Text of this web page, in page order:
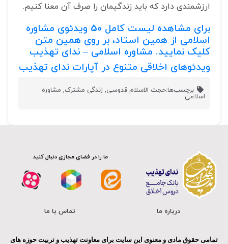
ارزشمندی دارد که باید زندگیمان را صرف آن معنا کنیم.
برای مشاهده لیست کامل 50 ویدئوی مشاوره
اسلامی از همین استاد، بر روی همین متن
کلیک نمایید. مشاوره اسلامی – ندای تهذیب
ویدئوهای اخلاقی متنوع در آپارات ندای تهذیب
برچسب‌ها:حجت الاسلام قدوسی, زندگی مشترک, مشاوره
اسلامی
ما را در فضای مجازی دنبال کنید
درباره ما تماس با ما
تمامی حقوق مادی و معنوی این سایت برای معاونت تهذیب و تربیت حوزه های